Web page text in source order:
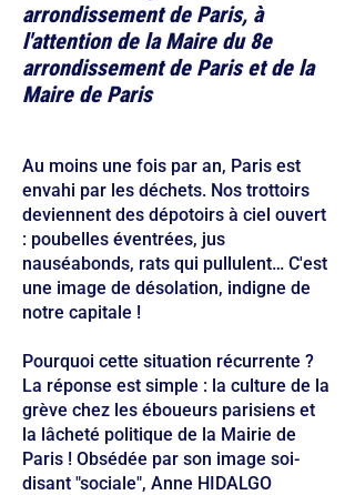
arrondissement de Paris, à
l'attention de la Maire du 8e
arrondissement de Paris et de la
Maire de Paris
Au moins une fois par an, Paris est
envahi par les déchets. Nos trottoirs
deviennent des dépotoirs à ciel ouvert
: poubelles éventrées, jus
nauséabonds, rats qui pullulent… C'est
une image de désolation, indigne de
notre capitale !
Pourquoi cette situation récurrente ?
La réponse est simple : la culture de la
grève chez les éboueurs parisiens et
la lâcheté politique de la Mairie de
Paris ! Obsédée par son image soi-
disant "sociale", Anne HIDALGO